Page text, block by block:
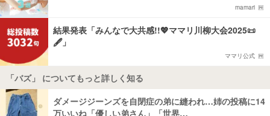
mamari
結果発表「みんなで大共感!!💖ママリ川柳大会2025📜
🖋️」
ママリ公式
「バズ」 についてもっと詳しく知る
ダメージジーンズを自閉症の弟に縫われ…姉の投稿に14
万いいね「優しい弟さん」「世界…